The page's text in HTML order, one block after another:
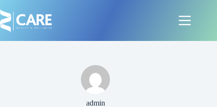
para
o
conteúdo
admin